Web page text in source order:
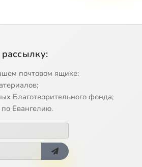
почтовом ящике:
Благотворительного фонда;
Евангелию.